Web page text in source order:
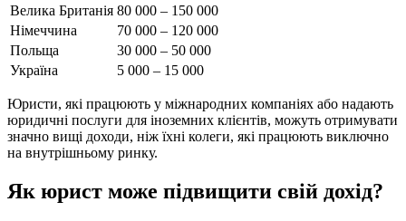
Велика Британія 80 000 – 150 000
Німеччина
70 000 – 120 000
Польща
30 000 – 50 000
Україна
5 000 – 15 000
Юристи, які працюють у міжнародних компаніях або надають
юридичні послуги для іноземних клієнтів, можуть отримувати
значно вищі доходи, ніж їхні колеги, які працюють виключно
на внутрішньому ринку.
Як юрист може підвищити свій дохід?